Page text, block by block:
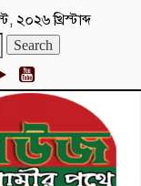
২০২৬ খ্রিস্টাব্দ